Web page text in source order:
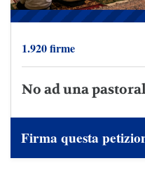
1.920 firme
No ad una
Firma questa